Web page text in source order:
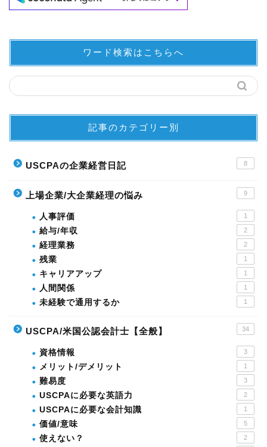
ワード検索はこちらへ
記事のカテゴリー別
USCPAの企業経営日記 8
上場企業/大企業経理の悩み 9
人事評価 1
給与/年収 2
経理業務 2
残業 1
キャリアアップ 1
人間関係 1
未経験で通用するか 1
USCPA/米国公認会計士【全般】 34
資格情報 3
メリット/デメリット 1
難易度 3
USCPAに必要な英語力 2
USCPAに必要な会計知識 1
価値/意味 5
使えない？ 2